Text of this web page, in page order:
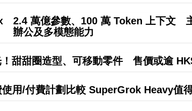
2.4 萬億參數、100 萬 Token 上下文 主
辦公及多模態能力
甜甜圈造型、可移動零件 售價或逾
使用/付費計劃比較 SuperGrok Heavy值